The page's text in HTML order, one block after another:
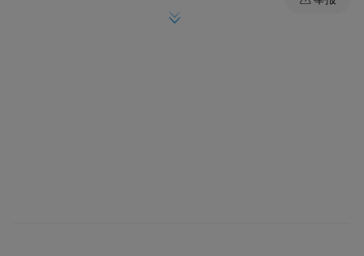
使命担当。故事结束后，他登台倾情演唱经